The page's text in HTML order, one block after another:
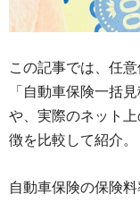
この記事では、任
「自動車保険一括
や、実際のネット
徴を比較して紹介。
自動車保険の保険